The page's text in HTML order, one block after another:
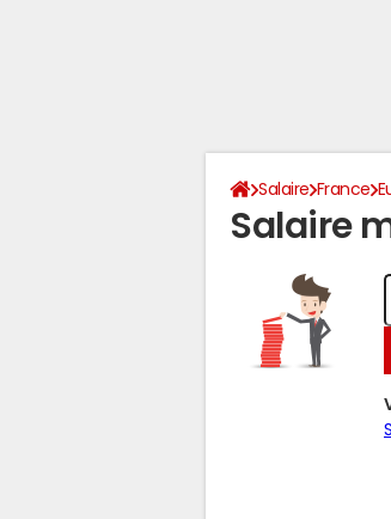
Salaire France
Salaire